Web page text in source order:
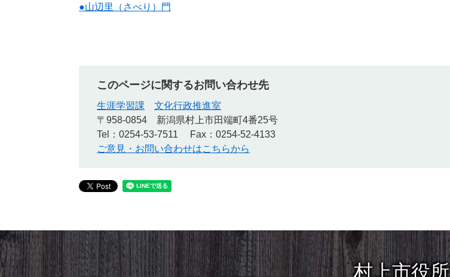
●山辺里（さべり）門
このページに関するお問い合わせ先
生涯学習課
文化行政推進室
〒958-0854
新潟県村上市田端町4番25号
Tel：0254-53-7511
Fax：0254-52-4133
ご意見・お問い合わせはこちらから
村上市役所